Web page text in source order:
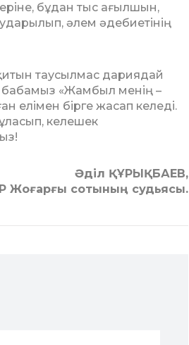
бұдан тыс ағылшын,
әлем әдебиетінің
таусылмас да­риядай
«Жамбыл менің –
елімен бірге жасап келеді.
келешек
Әділ ҚҰРЫҚБАЕВ,
Жоғарғы сотының судьясы.